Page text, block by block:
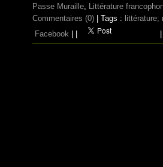
Passe Muraille, Littérature
Commentaires (0) | Tags :
Facebook